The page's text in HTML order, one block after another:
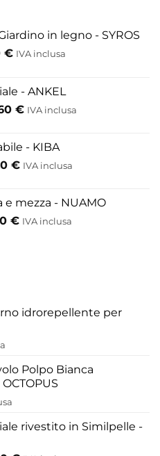
in legno - SYROS
€Fascia
da
52,80 €
146,30 €
IVA inclusa
- ANKEL
€Fascia
da
200,60 €
609,60 €
IVA inclusa
- KIBA
€Fascia
da
417,30 €
IVA inclusa
e mezza - NUAMO
€Fascia
433,30 €
IVA inclusa
idrorepellente per
Polpo Bianca
rivestito in Similpelle -